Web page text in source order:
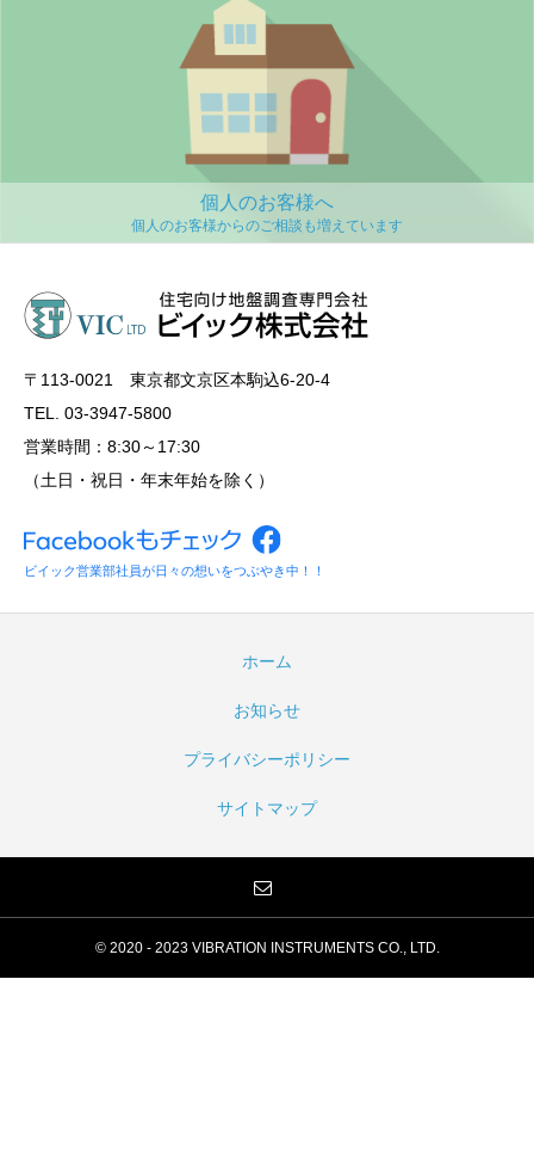
個人のお客様へ
〒113‐0021 東京都文京区本駒込6-20-4
TEL. 03-3947-5800
営業時間：8:30～17:30
（土日・祝日・年末年始を除く）
ビイック営業部社員が日々の想いをつぶやき中！！
ホーム
お知らせ
プライバシーポリシー
サイトマップ
© 2020 - 2023 VIBRATION INSTRUMENTS CO., LTD.